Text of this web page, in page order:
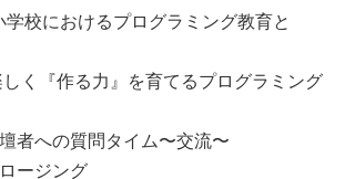
学校におけるプログラミング教育と
しく『作る力』を育てるプログラミング
者への質問タイム〜交流〜
ージング